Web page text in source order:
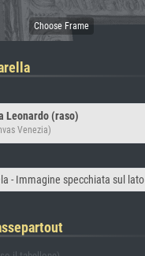
Leonardo (raso)
Venezia)
- Immagine specchiata sul lato